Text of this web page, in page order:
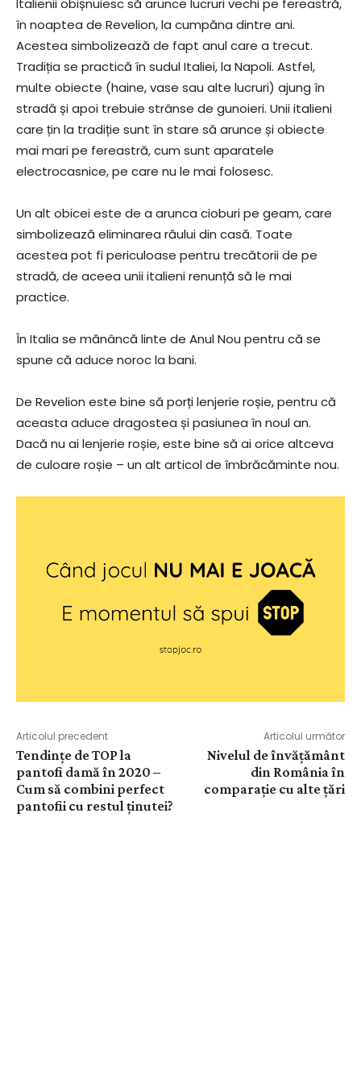
Italienii obișnuiesc să arunce lucruri vechi pe fereastră,
în noaptea de Revelion, la cumpăna dintre ani.
Acestea simbolizează de fapt anul care a trecut.
Tradiția se practică în sudul Italiei, la Napoli. Astfel,
multe obiecte (haine, vase sau alte lucruri) ajung în
stradă și apoi trebuie strânse de gunoieri. Unii italieni
care țin la tradiție sunt în stare să arunce și obiecte
mai mari pe fereastră, cum sunt aparatele
electrocasnice, pe care nu le mai folosesc.
Un alt obicei este de a arunca cioburi pe geam, care
simbolizează eliminarea răului din casă. Toate
acestea pot fi periculoase pentru trecătorii de pe
stradă, de aceea unii italieni renunță să le mai
practice.
În Italia se mănâncă linte de Anul Nou pentru că se
spune că aduce noroc la bani.
De Revelion este bine să porți lenjerie roșie, pentru că
aceasta aduce dragostea și pasiunea în noul an.
Dacă nu ai lenjerie roșie, este bine să ai orice altceva
de culoare roșie – un alt articol de îmbrăcăminte nou.
Articolul precedent
Tendințe de TOP la
pantofi damă în 2020 –
Cum să combini perfect
pantofii cu restul ținutei?
Articolul următor
Nivelul de învățământ
din România în
comparație cu alte țări